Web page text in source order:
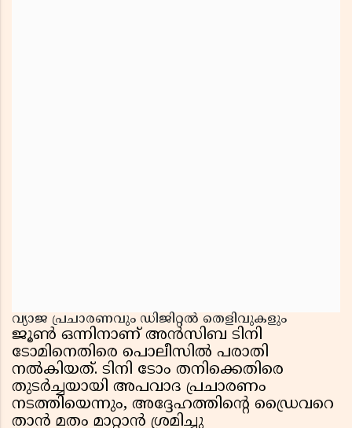
വ്യാജ പ്രചാരണവും ഡിജിറ്റൽ തെളിവുകളും
ജൂൺ ഒന്നിനാണ് അൻസിബ ടിനി
ടോമിനെതിരെ പൊലീസിൽ പരാതി
നൽകിയത്. ടിനി ടോം തനിക്കെതിരെ
തുടർച്ചയായി അപവാദ പ്രചാരണം
നടത്തിയെന്നും, അദ്ദേഹത്തിന്റെ ഡ്രൈവറെ
താൻ മതം മാറ്റാൻ ശ്രമിച്ചു